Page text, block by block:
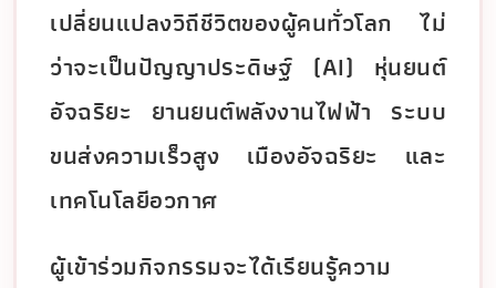
เปลี่ยนแปลงวิถีชีวิตของผู้คนทั่วโลก ไม่
ว่าจะเป็นปัญญาประดิษฐ์ (AI) หุ่นยนต์
อัจฉริยะ ยานยนต์พลังงานไฟฟ้า ระบบ
ขนส่งความเร็วสูง เมืองอัจฉริยะ และ
เทคโนโลยีอวกาศ
ผู้เข้าร่วมกิจกรรมจะได้เรียนรู้ความ